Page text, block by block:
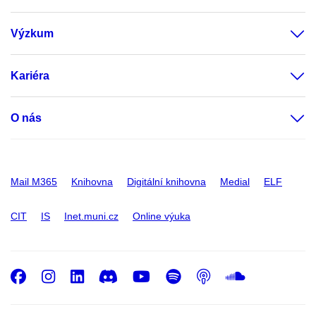
Výzkum
Kariéra
O nás
Mail M365 Knihovna Digitální knihovna Medial ELF
CIT IS Inet.muni.cz Online výuka
Facebook
Instagram
LinkedIn
DiscordYoutube
Spotify
Podcast